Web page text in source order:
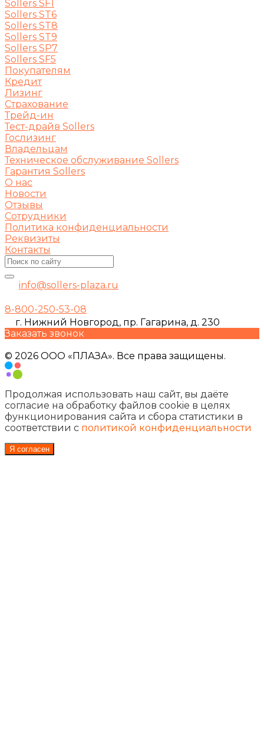
Sollers SF1
Sollers ST6
Sollers ST8
Sollers ST9
Sollers SP7
Sollers SF5
Покупателям
Кредит
Лизинг
Страхование
Трейд-ин
Тест-драйв Sollers
Гослизинг
Владельцам
Техническое обслуживание Sollers
Гарантия Sollers
О нас
Новости
Отзывы
Сотрудники
Политика конфиденциальности
Реквизиты
Контакты
info@sollers-plaza.ru
8-800-250-53-08
г. Нижний Новгород, пр. Гагарина, д. 230
Заказать звонок
© 2026 ООО «ПЛАЗА». Все права защищены.
Продолжая использовать наш сайт, вы даёте
согласие на обработку файлов cookie в целях
функционирования сайта и сбора статистики в
соответствии с политикой конфиденциальности
Я согласен